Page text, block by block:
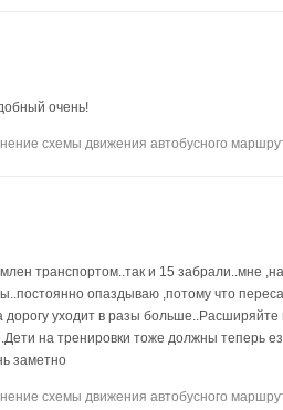
очень!
схемы движения автобусного
транспортом..так и 15 забрали..мне
опаздываю ,потому что
уходит в разы
на тренировки тоже должны теперь
заметно
схемы движения автобусного